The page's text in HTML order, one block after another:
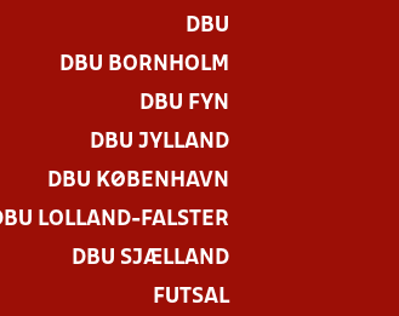
DBU
DBU BORNHOLM
DBU FYN
DBU JYLLAND
DBU KØBENHAVN
LOLLAND-FALSTER
DBU SJÆLLAND
FUTSAL